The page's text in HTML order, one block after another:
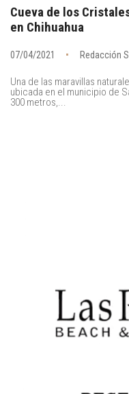
Cueva de los
en Chihuahua
07/04/2021 Redacción
Una de las maravillas
ubicada en el municipio de
300 metros,...